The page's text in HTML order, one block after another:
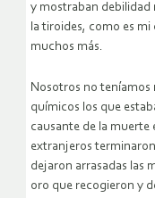
y mostraban debilidad
la tiroides, como es
muchos más.
Nosotros no teníamos
químicos los que
causante de la muerte
extranjeros
dejaron arrasadas las
oro que recogieron y